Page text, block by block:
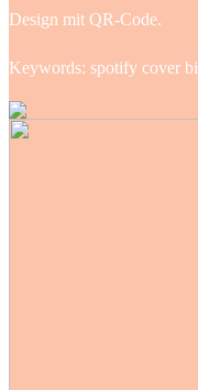
Design mit QR-Code.
Keywords: spotify cover